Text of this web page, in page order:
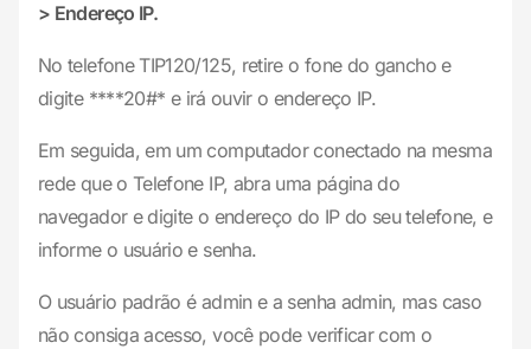
> Endereço IP.
No telefone TIP120/125, retire o fone do gancho e
digite ****20#* e irá ouvir o endereço IP.
Em seguida, em um computador conectado na mesma
rede que o Telefone IP, abra uma página do
navegador e digite o endereço do IP do seu telefone, e
informe o usuário e senha.
O usuário padrão é admin e a senha admin, mas caso
não consiga acesso, você pode verificar com o